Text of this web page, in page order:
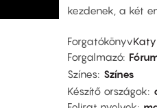
kezdenek, a két
Forgatókönyv
Forgalmazó
Színes Színes
Készítő országok